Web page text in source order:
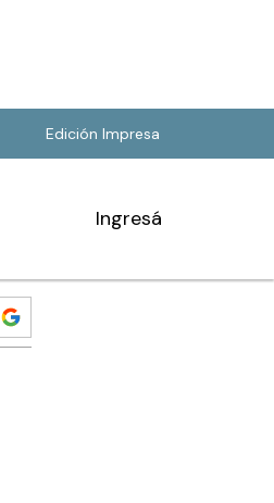
Edición Impresa
Ingresá